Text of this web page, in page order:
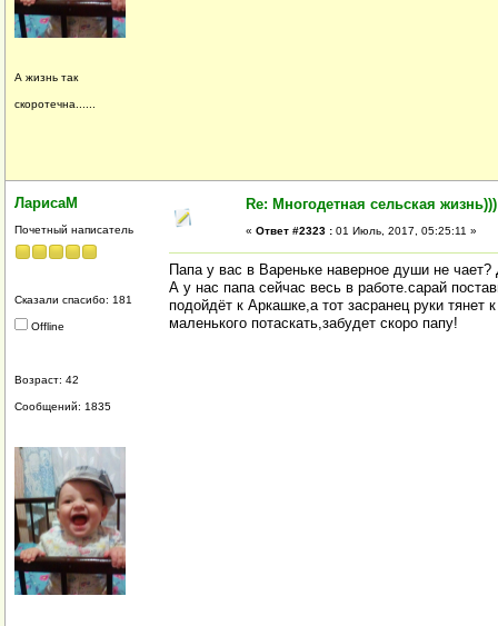
А жизнь так
скоротечна......
ЛарисаМ
Почетный написатель
Сказали спасибо: 181
Offline
Возраст: 42
Сообщений: 1835
Re: Многодетная сельская жизнь)))
« Ответ #2323 : 01 Июль, 2017, 05:25:11 »
Папа у вас в Вареньке наверное души не
А у нас папа сейчас весь в работе.сарай
подойдёт к Аркашке,а тот засранец руки тянет
маленького потаскать,забудет скоро папу!